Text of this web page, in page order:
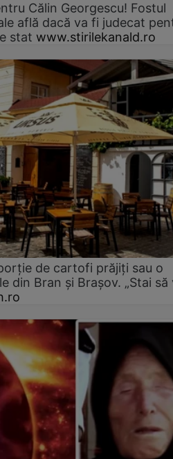
Călin Georgescu! Fostul
află dacă va fi judecat
stat www.stirilekanald.ro
de cartofi prăjiţi sau o
din Bran şi Braşov. „Stai să